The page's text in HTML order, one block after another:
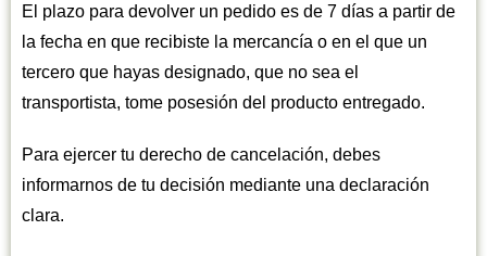
El plazo para devolver un pedido es de 7 días a partir de
la fecha en que recibiste la mercancía o en el que un
tercero que hayas designado, que no sea el
transportista, tome posesión del producto entregado.
Para ejercer tu derecho de cancelación, debes
informarnos de tu decisión mediante una declaración
clara.